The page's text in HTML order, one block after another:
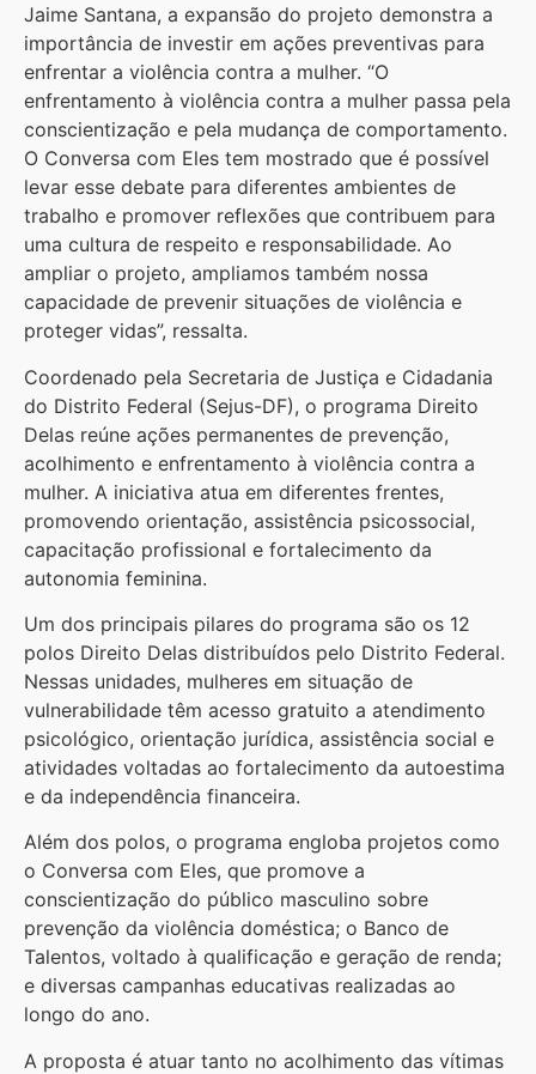
Jaime Santana, a expansão do projeto demonstra a
importância de investir em ações preventivas para
enfrentar a violência contra a mulher. “O
enfrentamento à violência contra a mulher passa pela
conscientização e pela mudança de comportamento.
O Conversa com Eles tem mostrado que é possível
levar esse debate para diferentes ambientes de
trabalho e promover reflexões que contribuem para
uma cultura de respeito e responsabilidade. Ao
ampliar o projeto, ampliamos também nossa
capacidade de prevenir situações de violência e
proteger vidas”, ressalta.
Coordenado pela Secretaria de Justiça e Cidadania
do Distrito Federal (Sejus-DF), o programa Direito
Delas reúne ações permanentes de prevenção,
acolhimento e enfrentamento à violência contra a
mulher. A iniciativa atua em diferentes frentes,
promovendo orientação, assistência psicossocial,
capacitação profissional e fortalecimento da
autonomia feminina.
Um dos principais pilares do programa são os 12
polos Direito Delas distribuídos pelo Distrito Federal.
Nessas unidades, mulheres em situação de
vulnerabilidade têm acesso gratuito a atendimento
psicológico, orientação jurídica, assistência social e
atividades voltadas ao fortalecimento da autoestima
e da independência financeira.
Além dos polos, o programa engloba projetos como
o Conversa com Eles, que promove a
conscientização do público masculino sobre
prevenção da violência doméstica; o Banco de
Talentos, voltado à qualificação e geração de renda;
e diversas campanhas educativas realizadas ao
longo do ano.
A proposta é atuar tanto no acolhimento das vítimas